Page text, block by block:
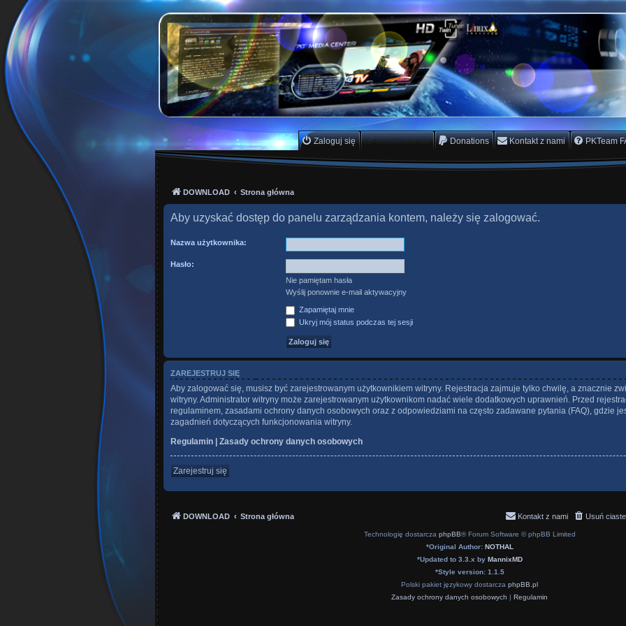
PKTeam - Polish Koders Team
Hyperion, Enigma, E2, PKT, listy kanałów, oscam
Zaloguj się Zarejestruj się Donations Kontakt z nami PKTeam
DOWNLOAD Strona główna
Aby uzyskać dostęp do panelu zarządzania kontem, należy się zalogować.
Nazwa użytkownika:
Hasło:
Nie pamiętam hasła
Wyślij ponownie e-mail aktywacyjny
Zapamiętaj mnie
Ukryj mój status podczas tej sesji
ZAREJESTRUJ SIĘ
Aby zalogować się, musisz być zarejestrowanym użytkownikiem witryny. Rejestracja zajmuje tylko chwilę, a znacznie
witryny. Administrator witryny może zarejestrowanym użytkownikom nadać wiele dodatkowych uprawnień. Przed
regulaminem, zasadami ochrony danych osobowych oraz z odpowiedziami na często zadawane pytania (FAQ), gdzie
zagadnień dotyczących funkcjonowania witryny.
Regulamin
Zasady ochrony danych osobowych
Zarejestruj się
DOWNLOAD Strona główna Usuń
Kontakt z nami
Technologię dostarcza phpBB® Forum Software © phpBB Limited
*Original Author: NOTHAL
*Updated to 3.3.x by MannixMD
*Style version: 1.1.5
Polski pakiet językowy dostarcza phpBB.pl
Zasady ochrony danych osobowych | Regulamin